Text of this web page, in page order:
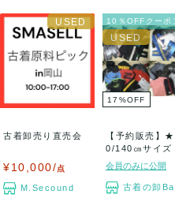
古着卸売り直売会
¥10,000/点
M.Secound
10％OFFクーポ
17 %OFF
【予約販売】
0/140㎝サイズ
子・子供服...
会員のみに公開
古着の卸